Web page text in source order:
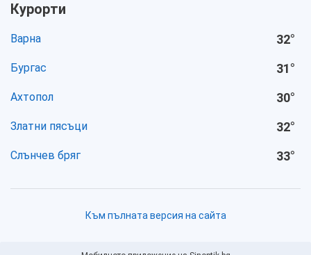
Курорти
Варна 32°
Бургас 31°
Ахтопол 30°
Златни пясъци 32°
Слънчев бряг 33°
Към пълната версия на сайта